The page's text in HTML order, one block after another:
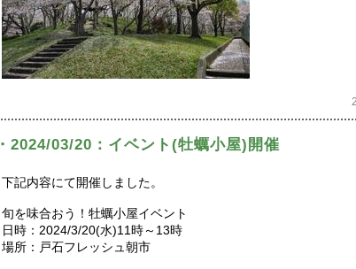
・2024/03/20：イベント(牡蠣小屋)開催
下記内容にて開催しました。
旬を味合おう！牡蠣小屋イベント
日時：2024/3/20(水)11時～13時
場所：戸石フレッシュ朝市